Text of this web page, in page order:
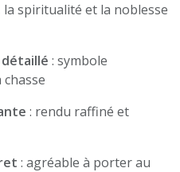
spiritualité et la noblesse
: symbole
: rendu raffiné et
: agréable à porter au